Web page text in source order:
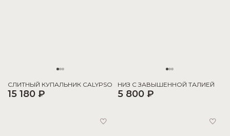
СЛИТНЫЙ КУПАЛЬНИК CALYPSO
15 180 ₽
НИЗ С ЗАВЫШЕННОЙ ТАЛИЕЙ
5 800 ₽